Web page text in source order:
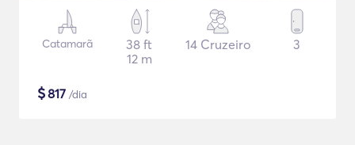
Catamarã
38 ft
12 m
14 Cruzeiro 3
$817 /dia